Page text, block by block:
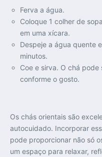
Ferva a água.
Coloque 1 colher de
em uma xícara.
Despeje a água quente
minutos.
Coe e sirva. O chá
conforme o gosto.
Os chás orientais são
autocuidado. Incorporar
pode proporcionar não só
um espaço para relaxar,